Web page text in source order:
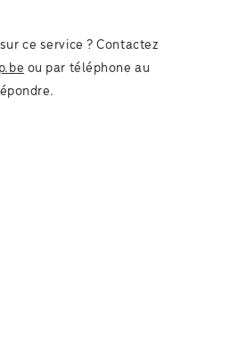
ce service ? Contactez
ou par téléphone au